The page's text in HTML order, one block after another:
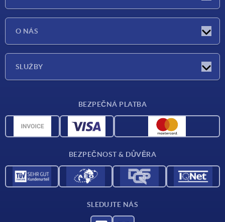
O NÁS
SLUŽBY
CAD data
BEZPEČNÁ PLATBA
BEZPEČNOST & DŮVĚRA
SLEDUJTE NÁS